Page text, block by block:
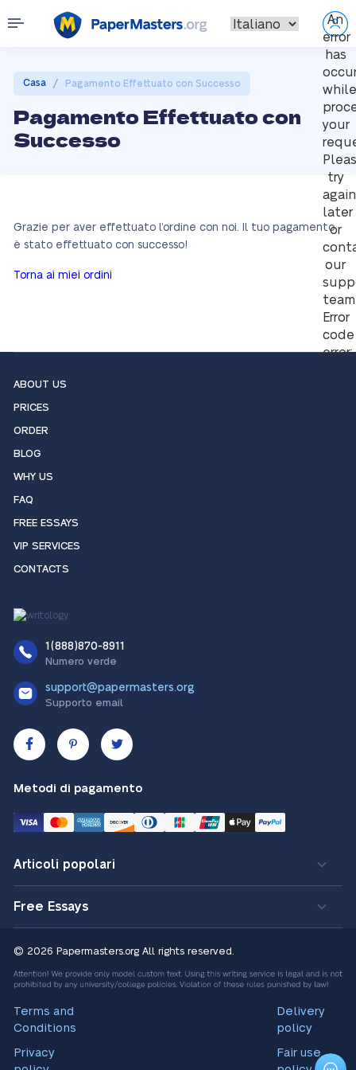
An
error
has
while
your
try
again
later
or
our
Error
code
error:
Casa / Pagamento Effettuato con Successo
Pagamento Effettuato con
Successo
Grazie per aver effettuato l’ordine con noi. Il tuo pagamento
è stato effettuato con successo!
Torna ai miei ordini
ABOUT US
PRICES
ORDER
BLOG
WHY US
FAQ
FREE ESSAYS
VIP SERVICES
CONTACTS
1(888)870-8911
Numero verde
support@papermasters.org
Supporto email
Metodi di pagamento
Articoli popolari
Free Essays
© 2026 Papermasters.org All rights reserved.
Terms and
Conditions
Privacy
Delivery
policy
Fair use